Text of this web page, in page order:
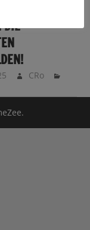
UND
DIE
CRo